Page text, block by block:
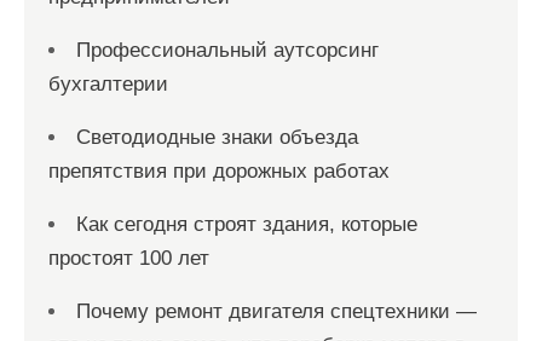
Профессиональный аутсорсинг
бухгалтерии
Светодиодные знаки объезда
препятствия при дорожных работах
Как сегодня строят здания, которые
простоят 100 лет
Почему ремонт двигателя спецтехники —